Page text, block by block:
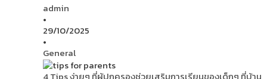
admin
•
29/10/2025
•
General